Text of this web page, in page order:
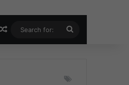
Random Article
for: